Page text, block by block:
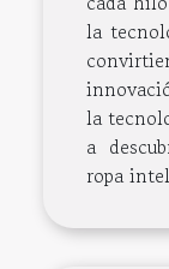
la
la
a
ropa